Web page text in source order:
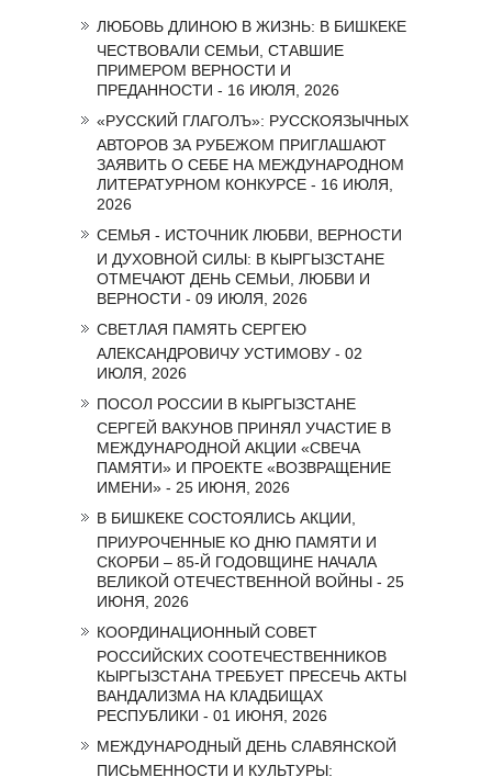
ЛЮБОВЬ ДЛИНОЮ В ЖИЗНЬ: В БИШКЕКЕ
ЧЕСТВОВАЛИ СЕМЬИ, СТАВШИЕ
ПРИМЕРОМ ВЕРНОСТИ И
ПРЕДАННОСТИ - 16 ИЮЛЯ, 2026
«РУССКИЙ ГЛАГОЛЪ»: РУССКОЯЗЫЧНЫХ
АВТОРОВ ЗА РУБЕЖОМ ПРИГЛАШАЮТ
ЗАЯВИТЬ О СЕБЕ НА МЕЖДУНАРОДНОМ
ЛИТЕРАТУРНОМ КОНКУРСЕ - 16 ИЮЛЯ,
2026
СЕМЬЯ - ИСТОЧНИК ЛЮБВИ, ВЕРНОСТИ
И ДУХОВНОЙ СИЛЫ: В КЫРГЫЗСТАНЕ
ОТМЕЧАЮТ ДЕНЬ СЕМЬИ, ЛЮБВИ И
ВЕРНОСТИ - 09 ИЮЛЯ, 2026
СВЕТЛАЯ ПАМЯТЬ СЕРГЕЮ
АЛЕКСАНДРОВИЧУ УСТИМОВУ - 02
ИЮЛЯ, 2026
ПОСОЛ РОССИИ В КЫРГЫЗСТАНЕ
СЕРГЕЙ ВАКУНОВ ПРИНЯЛ УЧАСТИЕ В
МЕЖДУНАРОДНОЙ АКЦИИ «СВЕЧА
ПАМЯТИ» И ПРОЕКТЕ «ВОЗВРАЩЕНИЕ
ИМЕНИ» - 25 ИЮНЯ, 2026
В БИШКЕКЕ СОСТОЯЛИСЬ АКЦИИ,
ПРИУРОЧЕННЫЕ КО ДНЮ ПАМЯТИ И
СКОРБИ – 85-Й ГОДОВЩИНЕ НАЧАЛА
ВЕЛИКОЙ ОТЕЧЕСТВЕННОЙ ВОЙНЫ - 25
ИЮНЯ, 2026
КООРДИНАЦИОННЫЙ СОВЕТ
РОССИЙСКИХ СООТЕЧЕСТВЕННИКОВ
КЫРГЫЗСТАНА ТРЕБУЕТ ПРЕСЕЧЬ АКТЫ
ВАНДАЛИЗМА НА КЛАДБИЩАХ
РЕСПУБЛИКИ - 01 ИЮНЯ, 2026
МЕЖДУНАРОДНЫЙ ДЕНЬ СЛАВЯНСКОЙ
ПИСЬМЕННОСТИ И КУЛЬТУРЫ: